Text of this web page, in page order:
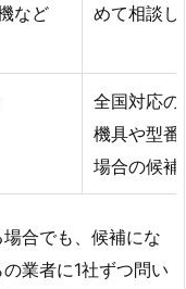
など
めて相談し
全国対応の
機具や型番
場合の候補
合でも、候補にな
業者に1社ずつ問い